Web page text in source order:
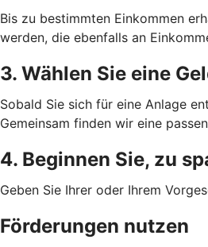
Bis zu bestimmten Einkommen
werden, die ebenfalls an
3. Wählen Sie eine
Sobald Sie sich für eine Anlage
Gemeinsam finden wir eine
4. Beginnen Sie, zu
Geben Sie Ihrer oder Ihrem
Förderungen nutzen